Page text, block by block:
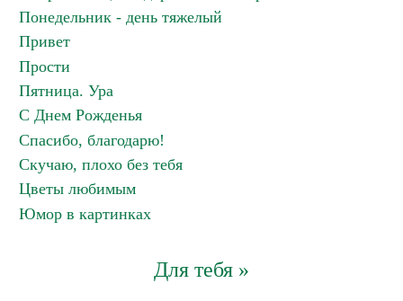
Понедельник - день тяжелый
Привет
Прости
Пятница. Ура
С Днем Рожденья
Спасибо, благодарю!
Скучаю, плохо без тебя
Цветы любимым
Юмор в картинках
Для тебя »